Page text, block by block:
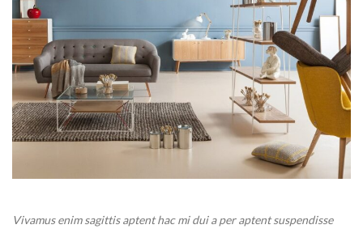
Vivamus enim sagittis aptent hac mi dui a per aptent suspendisse